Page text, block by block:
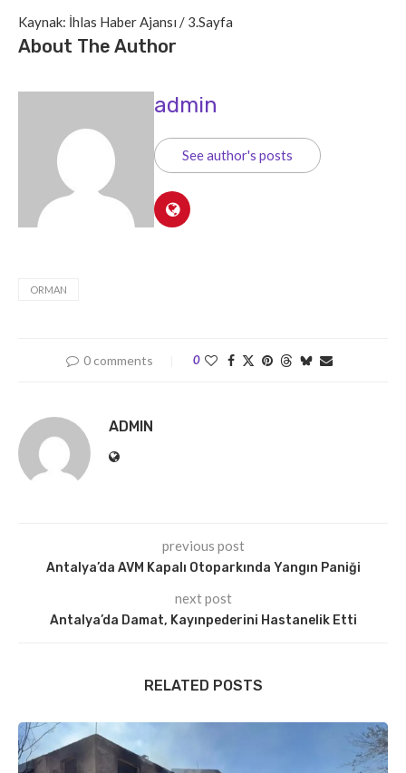
Kaynak: İhlas Haber Ajansı / 3.Sayfa
About The Author
admin
See author's posts
ORMAN
0 comments 0
ADMIN
previous post
Antalya’da AVM Kapalı Otoparkında Yangın Paniği
next post
Antalya’da Damat, Kayınpederini Hastanelik Etti
RELATED POSTS